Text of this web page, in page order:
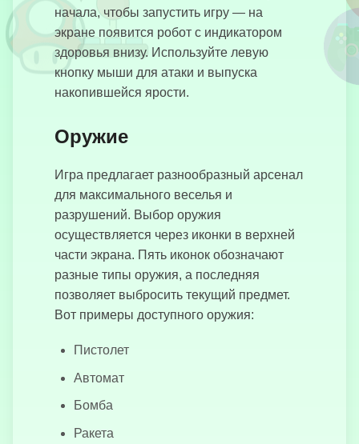
Пни манекена
Кликер
Косморобота
начала, чтобы запустить игру — на
экране появится робот с индикатором
здоровья внизу. Используйте левую
кнопку мыши для атаки и выпуска
накопившейся ярости.
Оружие
Игра предлагает разнообразный арсенал
для максимального веселья и
разрушений. Выбор оружия
осуществляется через иконки в верхней
части экрана. Пять иконок обозначают
разные типы оружия, а последняя
позволяет выбросить текущий предмет.
Вот примеры доступного оружия:
Пистолет
Автомат
Бомба
Ракета